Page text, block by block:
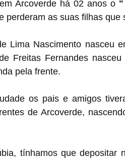
Arcoverde há 02 anos o "
perderam as suas filhas que
Lima Nascimento nasceu
Freitas Fernandes
pela frente.
os pais e amigos
de Arcoverde,
tínhamos que depositar